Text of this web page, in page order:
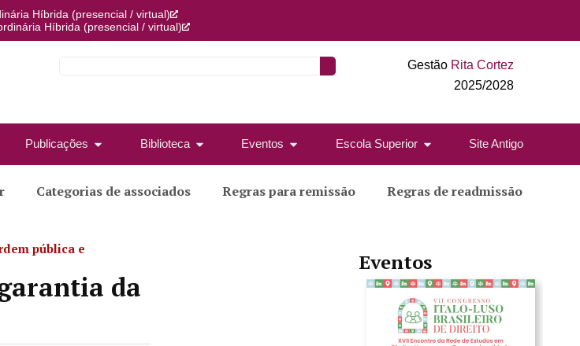
Híbrida (presencial / virtual)
Híbrida (presencial / virtual)
Gestão Rita Cortez
2025/2028
Publicações Biblioteca Eventos Escola Superior Site Antigo
Categorias de associados Regras para remissão Regras de readmissão
pública e
da
Eventos